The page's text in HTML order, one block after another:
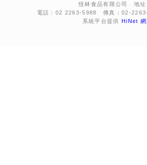
恆林食品有限公司 地址
電話：02 2263-5988 傳真：02-
系統平台提供HiNet 網